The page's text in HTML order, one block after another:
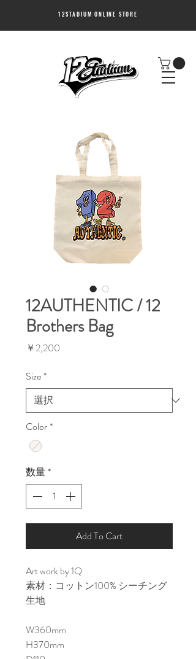
12STADIUM ONLINE STORE
12AUTHENTIC / 12
Brothers Bag
￥2,200
Size*
Color*
数量*
Add To Cart
Art work by 1Q
素材：コットン100% シーチング
生地
W360mm
H370mm